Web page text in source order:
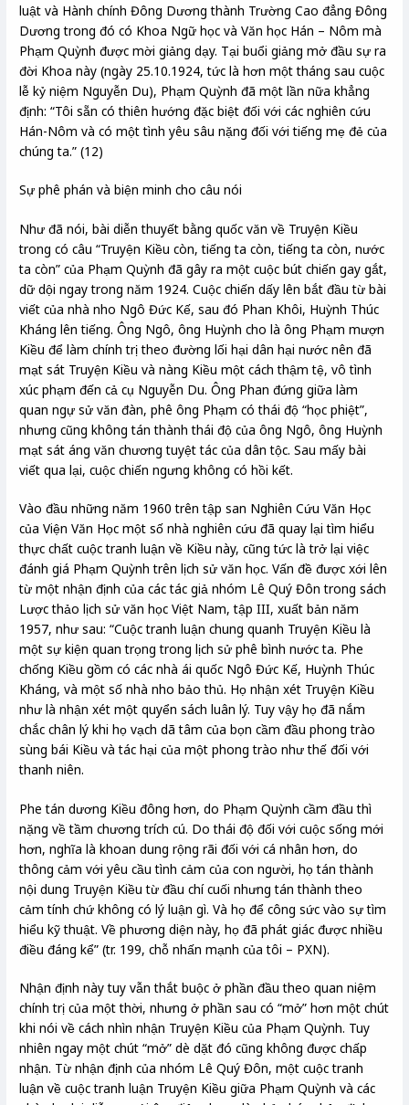
luật và Hành chính Đông Dương thành Trường Cao đẳng Đông
Dương trong đó có Khoa Ngữ học và Văn học Hán – Nôm mà
Phạm Quỳnh được mời giảng dạy. Tại buổi giảng mở đầu sự ra
đời Khoa này (ngày 25.10.1924, tức là hơn một tháng sau cuộc
lễ kỷ niệm Nguyễn Du), Phạm Quỳnh đã một lần nữa khẳng
định: “Tôi sẵn có thiên hướng đặc biệt đối với các nghiên cứu
Hán-Nôm và có một tình yêu sâu nặng đối với tiếng mẹ đẻ của
chúng ta.” (12)
Sự phê phán và biện minh cho câu nói
Như đã nói, bài diễn thuyết bằng quốc văn về Truyện Kiều
trong có câu “Truyện Kiều còn, tiếng ta còn, tiếng ta còn, nước
ta còn” của Phạm Quỳnh đã gây ra một cuộc bút chiến gay gắt,
dữ dội ngay trong năm 1924. Cuộc chiến dấy lên bắt đầu từ bài
viết của nhà nho Ngô Đức Kế, sau đó Phan Khôi, Huỳnh Thúc
Kháng lên tiếng. Ông Ngô, ông Huỳnh cho là ông Phạm mượn
Kiều để làm chính trị theo đường lối hại dân hại nước nên đã
mạt sát Truyện Kiều và nàng Kiều một cách thậm tệ, vô tình
xúc phạm đến cả cụ Nguyễn Du. Ông Phan đứng giữa làm
quan ngự sử văn đàn, phê ông Phạm có thái độ “học phiệt”,
nhưng cũng không tán thành thái độ của ông Ngô, ông Huỳnh
mạt sát áng văn chương tuyệt tác của dân tộc. Sau mấy bài
viết qua lại, cuộc chiến ngưng không có hồi kết.
Vào đầu những năm 1960 trên tập san Nghiên Cứu Văn Học
của Viện Văn Học một số nhà nghiên cứu đã quay lại tìm hiểu
thực chất cuộc tranh luận về Kiều này, cũng tức là trở lại việc
đánh giá Phạm Quỳnh trên lịch sử văn học. Vấn đề được xới lên
từ một nhận định của các tác giả nhóm Lê Quý Đôn trong sách
Lược thảo lịch sử văn học Việt Nam, tập III, xuất bản năm
1957, như sau: “Cuộc tranh luận chung quanh Truyện Kiều là
một sự kiện quan trọng trong lịch sử phê bình nước ta. Phe
chống Kiều gồm có các nhà ái quốc Ngô Đức Kế, Huỳnh Thúc
Kháng, và một số nhà nho bảo thủ. Họ nhận xét Truyện Kiều
như là nhận xét một quyển sách luân lý. Tuy vậy họ đã nắm
chắc chân lý khi họ vạch dã tâm của bọn cầm đầu phong trào
sùng bái Kiều và tác hại của một phong trào như thế đối với
thanh niên.
Phe tán dương Kiều đông hơn, do Phạm Quỳnh cầm đầu thì
nặng về tầm chương trích cú. Do thái độ đối với cuộc sống mới
hơn, nghĩa là khoan dung rộng rãi đối với cá nhân hơn, do
thông cảm với yêu cầu tình cảm của con người, họ tán thành
nội dung Truyện Kiều từ đầu chí cuối nhưng tán thành theo
cảm tính chứ không có lý luận gì. Và họ để công sức vào sự tìm
hiểu kỹ thuật. Về phương diện này, họ đã phát giác được nhiều
điều đáng kể” (tr. 199, chỗ nhấn mạnh của tôi – PXN).
Nhận định này tuy vẫn thắt buộc ở phần đầu theo quan niệm
chính trị của một thời, nhưng ở phần sau có “mở” hơn một chút
khi nói về cách nhìn nhận Truyện Kiều của Phạm Quỳnh. Tuy
nhiên ngay một chút “mở” dè dặt đó cũng không được chấp
nhận. Từ nhận định của nhóm Lê Quý Đôn, một cuộc tranh
luận về cuộc tranh luận Truyện Kiều giữa Phạm Quỳnh và các